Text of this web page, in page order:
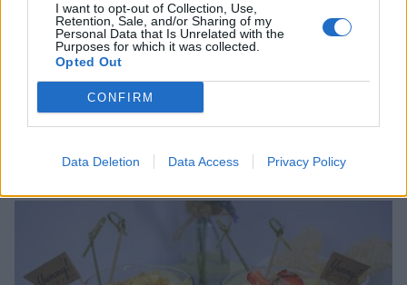
I want to opt-out of Collection, Use,
Retention, Sale, and/or Sharing of my
Personal Data that Is Unrelated with the
Purposes for which it was collected.
Opted Out
CONFIRM
Data Deletion Data Access Privacy Policy
Τραγανοί τυρολουκουμάδες (με φέτα και
07/08/2026 10:18